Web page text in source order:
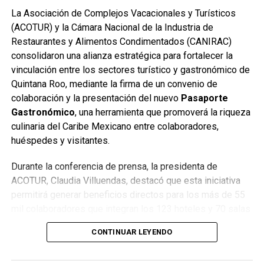
La Asociación de Complejos Vacacionales y Turísticos
(ACOTUR) y la Cámara Nacional de la Industria de
Restaurantes y Alimentos Condimentados (CANIRAC)
consolidaron una alianza estratégica para fortalecer la
vinculación entre los sectores turístico y gastronómico de
Quintana Roo, mediante la firma de un convenio de
colaboración y la presentación del nuevo Pasaporte
Gastronómico, una herramienta que promoverá la riqueza
culinaria del Caribe Mexicano entre colaboradores,
huéspedes y visitantes.
Durante la conferencia de prensa, la presidenta de
ACOTUR, Claudia Villuendas, destacó que esta iniciativa
permitirá generar beneficios directos para los más de 55
de ventas representados por la asociación. Subrayó que la
hotelería y la gastronomía son industrias estrechamente
CONTINUAR LEYENDO